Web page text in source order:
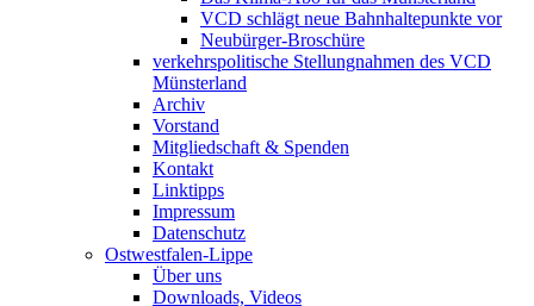
VCD schlägt neue Bahnhaltepunkte vor
Neubürger-Broschüre
verkehrspolitische Stellungnahmen des VCD
Münsterland
Archiv
Vorstand
Mitgliedschaft & Spenden
Kontakt
Linktipps
Impressum
Datenschutz
Ostwestfalen-Lippe
Über uns
Downloads, Videos